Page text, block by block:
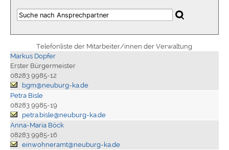
Telefonliste der Mitarbeiter/innen der Verwaltung
Markus Dopfer
Erster Bürgermeister
08283 9985-12
bgm@neuburg-ka.de
Petra Bisle
08283 9985-19
petra.bisle@neuburg-ka.de
Anna-Maria Böck
08283 9985-16
einwohneramt@neuburg-ka.de